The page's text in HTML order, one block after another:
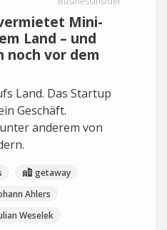
Mini-
Land – und
noch vor dem
Land. Das Startup
Geschäft.
anderem von
getaway
Ahlers
Weselek